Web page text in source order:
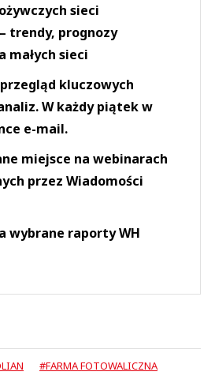
sieci
trendy, prognozy
małych sieci
kluczowych
W każdy piątek w
e-mail.
miejsce na webinarach
przez Wiadomości
wybrane raporty WH
#FARMA FOTOWALICZNA